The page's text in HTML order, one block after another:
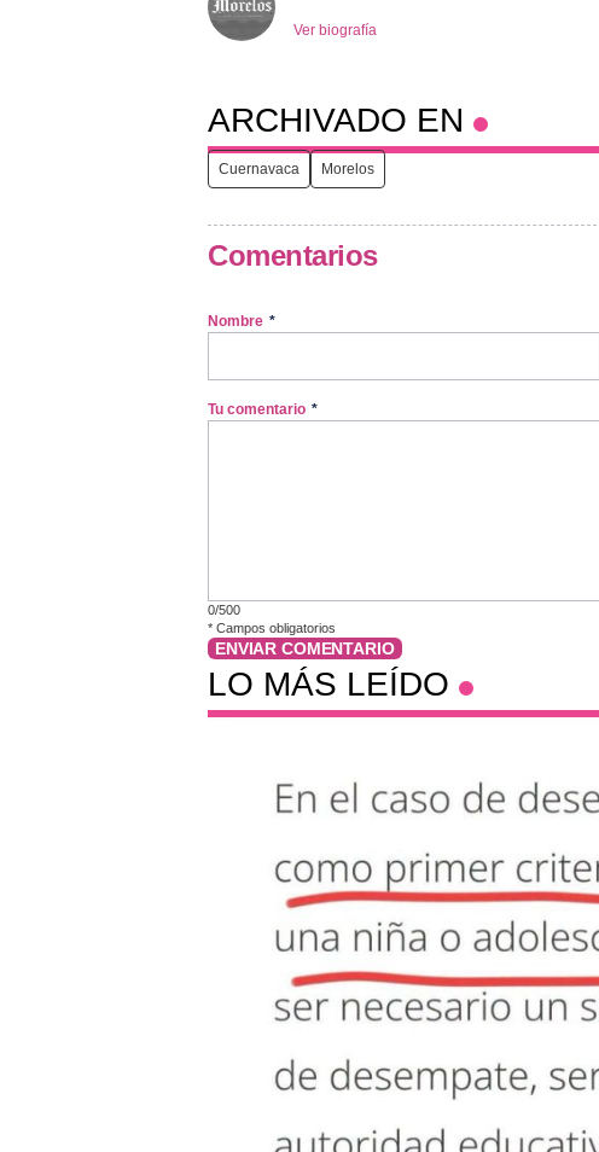
Ver biografía
ARCHIVADO EN
Cuernavaca Morelos
Comentarios
Nombre *
Tu comentario *
0/500
* Campos obligatorios
ENVIAR COMENTARIO
LO MÁS LEÍDO